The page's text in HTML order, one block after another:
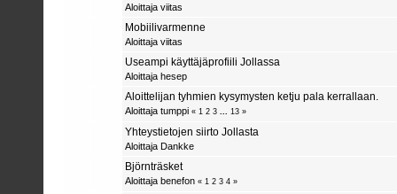
Aloittaja viitas
Mobiilivarmenne
Aloittaja viitas
Useampi käyttäjäprofiili Jollassa
Aloittaja hesep
Aloittelijan tyhmien kysymysten ketju pala kerrallaan.
Aloittaja tumppi « 1 2 3 13 »
Yhteystietojen siirto Jollasta
Aloittaja Dankke
Björnträsket
Aloittaja benefon « 1 2 3 4 »